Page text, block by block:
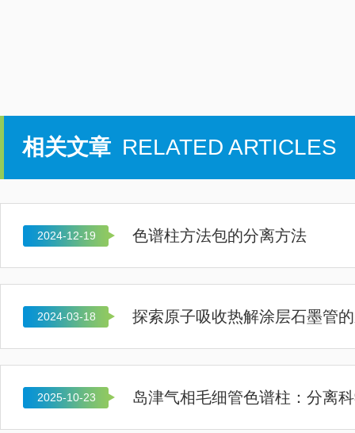
相关文章 RELATED ARTICLES
2024-12-19 色谱柱方法包的分离方法
2024-03-18 探索原子吸收热解涂层石墨管
2025-10-23 岛津气相毛细管色谱柱：分离